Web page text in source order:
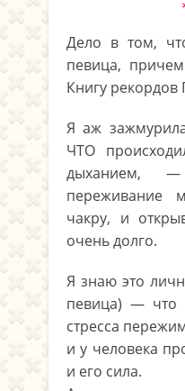
Дело в том,
певица,
Книгу рекордов
Я аж
ЧТО
дыханием,
переживание
чакру, и
очень долго.
Я знаю это
певица) — что
стресса
и у человека
и его сила.